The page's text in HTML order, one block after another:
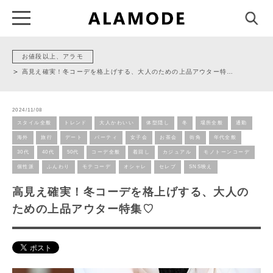
お値段以上、アラモ
高見え確実！冬コーデを格上げする、大人のための上品アウター特…
2024/11/08
スタイル全般 トレンド 大人かわいい 体型隠し 冬 場所全般 通勤
海外 旅行 デート パーティ 女子会 お茶会 街角 年代全般
30代 40代 50代 コーデ全般 着回し カジュアル モノトーンコーデ
個性派 ふんわり モテコーデ オシャレ セレブ SNS映え
高見え確実！冬コーデを格上げする、大人の
ための上品アウター特集♡